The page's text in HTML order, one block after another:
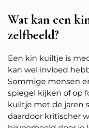
Wat kan een
zelfbeeld?
Een kin kuiltje is
kan wel invloed
Sommige mensen
spiegel kijken of op
kuiltje met de jaren
daardoor kritischer